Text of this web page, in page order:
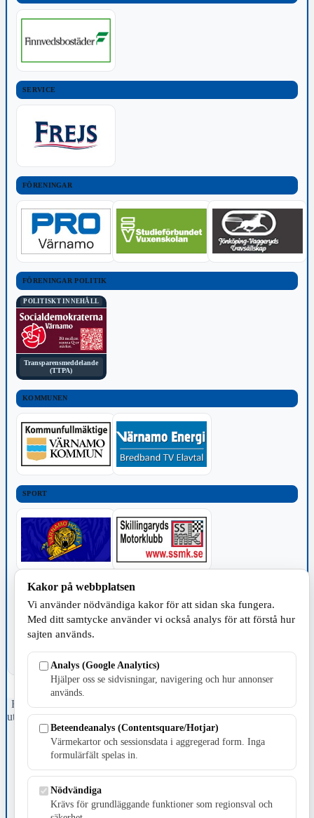
SERVICE
FÖRENINGAR
FÖRENINGAR POLITIK
POLITISKT INNEHÅLL
Transparensmeddelande
(TTPA)
KOMMUNEN
SPORT
TILLVERKNING
Fristående webbtidningsföretag grundat 1991 som sedan 2002 ger
ut tidningen Skillingaryd.nu och 2010 lanserades Värnamo.nu. Från
april 2026 omfattar Skillingaryd.nu tre kommuner: Gnosjö,
Värnamo och Vaggeryds kommun.
E-post: redaktionen@skillingaryd.nu
Postadress: Gisslaköp 1, 568 92 Skillingaryd
Kakor på webbplatsen
Vi använder nödvändiga kakor för att sidan ska fungera.
Med ditt samtycke använder vi också analys för att förstå hur
sajten används.
Analys (Google Analytics)
Hjälper oss se sidvisningar, navigering och hur annonser
används.
Beteendeanalys (Contentsquare/Hotjar)
Värmekartor och sessionsdata i aggregerad form. Inga
formulärfält spelas in.
Nödvändiga
Krävs för grundläggande funktioner som regionsval och